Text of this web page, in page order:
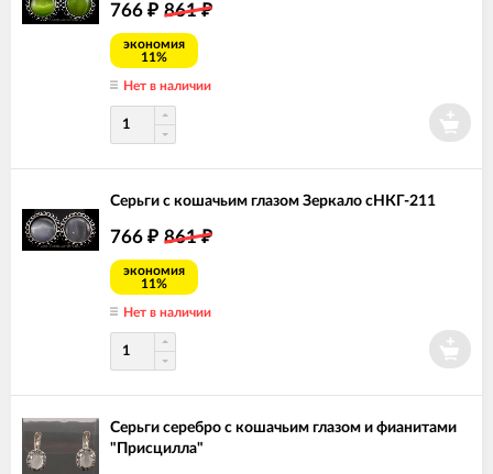
766 ₽ 861₽
экономия
11%
Нет в наличии
Серьги с кошачьим глазом Зеркало сНКГ-211
766 ₽ 861₽
экономия
11%
Нет в наличии
Серьги серебро с кошачьим глазом и фианитами
"Присцилла"